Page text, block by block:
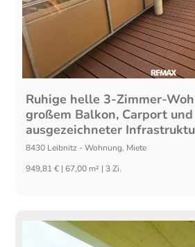
Ruhige helle 3-Zimmer-
großem Balkon, Carport und
ausgezeichneter
8430 Leibnitz -Wohnung, Miete
949,81 € | 67,00 m² | 3 Zi.